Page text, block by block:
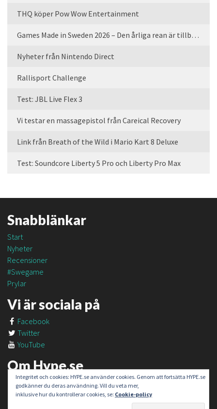
THQ köper Pow Wow Entertainment
Games Made in Sweden 2026 – Den årliga rean är tillbaka
Nyheter från Nintendo Direct
Rallisport Challenge
Test: JBL Live Flex 3
Vi testar en massagepistol från Careical Recovery
Link från Breath of the Wild i Mario Kart 8 Deluxe
Test: Soundcore Liberty 5 Pro och Liberty Pro Max
Snabblänkar
Start
Nyheter
Recensioner
#Swegame
Prylar
Vi är sociala på
Facebook
Twitter
YouTube
Om Hype.se
Om oss
Om #SweGame
Integritet och cookies: HYPE.se använder cookies. Genom att fortsätta HYPE.se
godkänner du deras användning. Vill du veta mer,
inklusive hur du kontrollerar cookies, se: Cookie-policy